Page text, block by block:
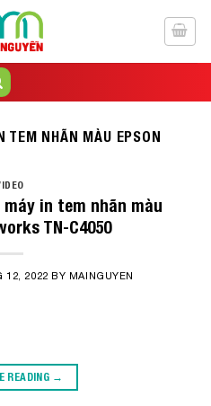
TEM NHÃN MÀU EPSON
in tem nhãn màu
TN-C4050
12, 2022 BY MAINGUYEN
READING →